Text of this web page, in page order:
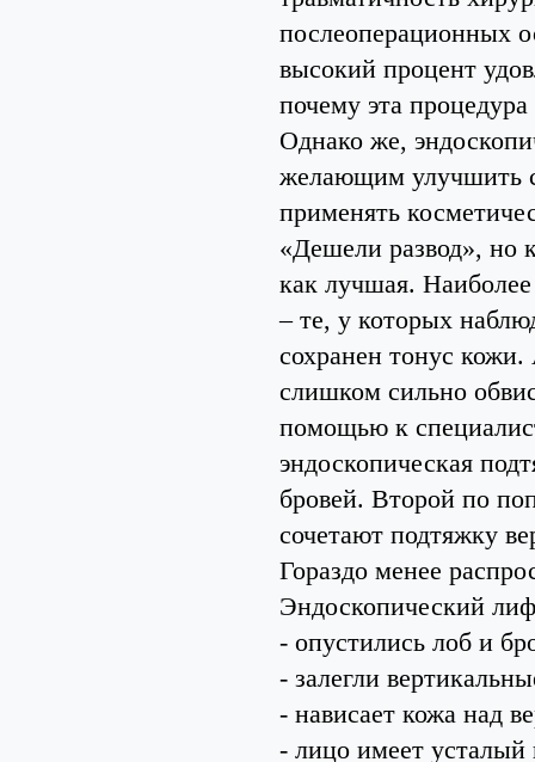
послеоперационных
высокий процент
почему эта
Однако же,
желающим улучшить
применять
«Дешели развод», но
как лучшая.
– те, у которых
сохранен тонус
слишком сильно
помощью к
эндоскопическая
бровей. Второй по
сочетают подтяжку
Гораздо менее
Эндоскопический
- опустились лоб и
- залегли
- нависает кожа над
- лицо имеет усталый